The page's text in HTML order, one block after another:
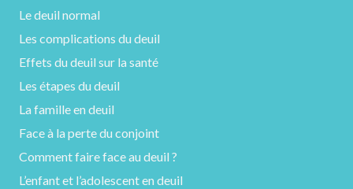
Le deuil normal
Les complications du deuil
Effets du deuil sur la santé
Les étapes du deuil
La famille en deuil
Face à la perte du conjoint
Comment faire face au deuil ?
L’enfant et l’adolescent en deuil